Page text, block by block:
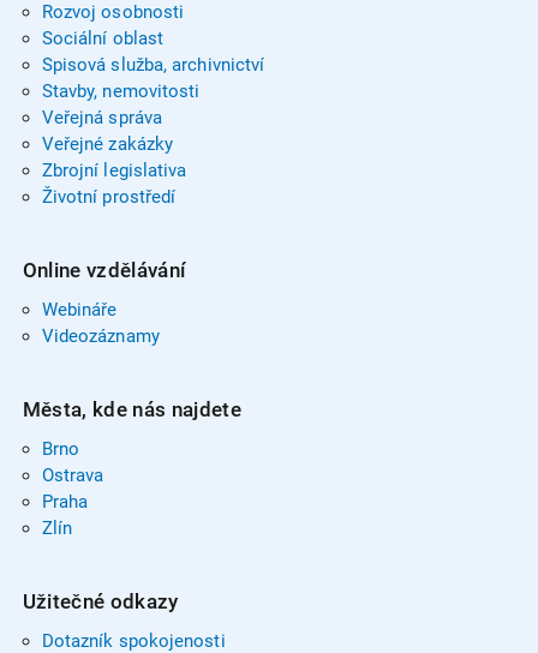
Rozvoj osobnosti
Sociální oblast
Spisová služba, archivnictví
Stavby, nemovitosti
Veřejná správa
Veřejné zakázky
Zbrojní legislativa
Životní prostředí
Online vzdělávání
Webináře
Videozáznamy
Města, kde nás najdete
Brno
Ostrava
Praha
Zlín
Užitečné odkazy
Dotazník spokojenosti